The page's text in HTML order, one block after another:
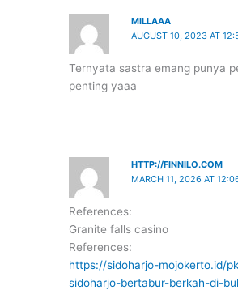
MILLAAA
AUGUST 10, 2023 AT
Ternyata sastra emang punya
penting yaaa
HTTP://FINNILO.COM
MARCH 11, 2026 AT
References:
Granite falls casino
References:
https://sidoharjo-mojokerto.id/
sidoharjo-bertabur-berkah-di-